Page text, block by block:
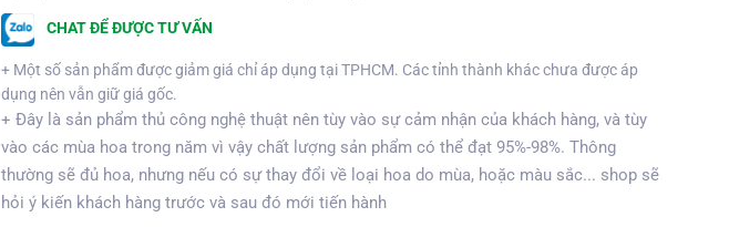
CHAT ĐỂ ĐƯỢC TƯ VẤN
+ Một số sản phẩm được giảm giá chỉ áp dụng tại TPHCM. Các tỉnh thành khác chưa được áp
dụng nên vẫn giữ giá gốc.
+ Đây là sản phẩm thủ công nghệ thuật nên tùy vào sự cảm nhận của khách hàng, và tùy
vào các mùa hoa trong năm vì vậy chất lượng sản phẩm có thể đạt 95%-98%. Thông
thường sẽ đủ hoa, nhưng nếu có sự thay đổi về loại hoa do mùa, hoặc màu sắc... shop sẽ
hỏi ý kiến khách hàng trước và sau đó mới tiến hành